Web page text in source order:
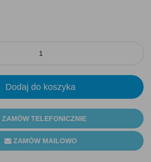
Dodaj do koszyka
ZAMÓW TELEFONICZNIE
ZAMÓW MAILOWO